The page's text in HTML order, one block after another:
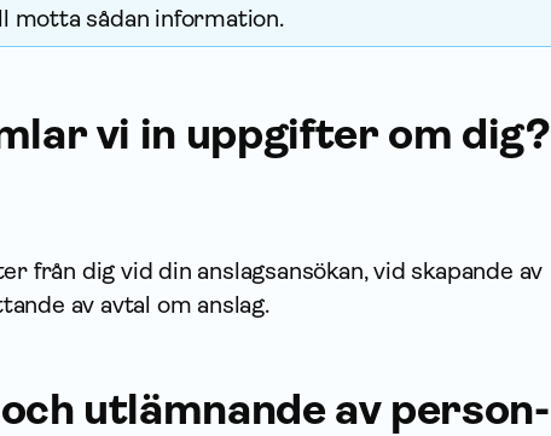
motta sådan infor­mation.
vi in upp­gifter om dig?
från dig vid din anslagsansökan, vid skapande av
av avtal om anslag.
utlämnande av person­